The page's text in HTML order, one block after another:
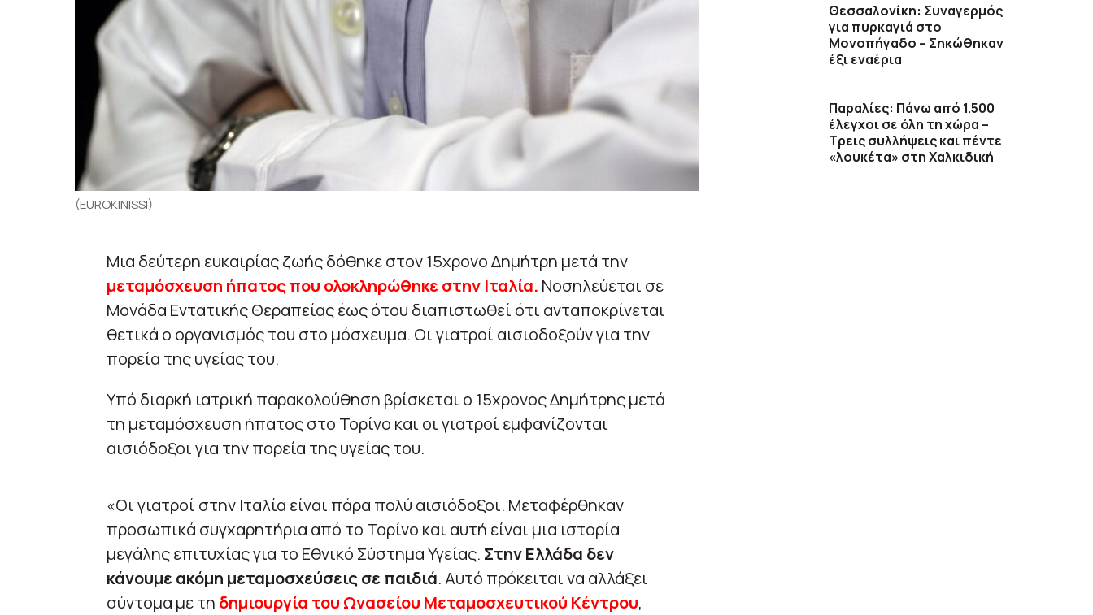
(EUROKINISSI)
Μια δεύτερη ευκαιρίας ζωής δόθηκε στον 15χρονο Δημήτρη μετά την
μεταμόσχευση ήπατος που ολοκληρώθηκε στην Ιταλία. Νοσηλεύεται σε
Μονάδα Εντατικής Θεραπείας έως ότου διαπιστωθεί ότι ανταποκρίνεται
θετικά ο οργανισμός του στο μόσχευμα. Οι γιατροί αισιοδοξούν για την
πορεία της υγείας του.
Υπό διαρκή ιατρική παρακολούθηση βρίσκεται ο 15χρονος Δημήτρης μετά
τη μεταμόσχευση ήπατος στο Τορίνο και οι γιατροί εμφανίζονται
αισιόδοξοι για την πορεία της υγείας του.
«Οι γιατροί στην Ιταλία είναι πάρα πολύ αισιόδοξοι. Μεταφέρθηκαν
προσωπικά συγχαρητήρια από το Τορίνο και αυτή είναι μια ιστορία
μεγάλης επιτυχίας για το Εθνικό Σύστημα Υγείας. Στην Ελλάδα δεν
κάνουμε ακόμη μεταμοσχεύσεις σε παιδιά. Αυτό πρόκειται να αλλάξει
σύντομα με τη δημιουργία του Ωνασείου Μεταμοσχευτικού Κέντρου,
Θεσσαλονίκη: Συναγερμός
για πυρκαγιά στο
Μονοπήγαδο – Σηκώθηκαν
έξι εναέρια
Παραλίες: Πάνω από 1.500
έλεγχοι σε όλη τη χώρα –
Τρεις συλλήψεις και πέντε
«λουκέτα» στη Χαλκιδική